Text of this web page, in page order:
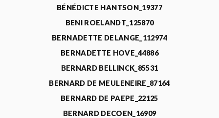
BÉNÉDICTE HANTSON_19377
BENI ROELANDT_125870
BERNADETTE DELANGE_112974
BERNADETTE HOVE_44886
BERNARD BELLINCK_85531
BERNARD DE MEULENEIRE_87164
BERNARD DE PAEPE_22125
BERNARD DECOEN_16909